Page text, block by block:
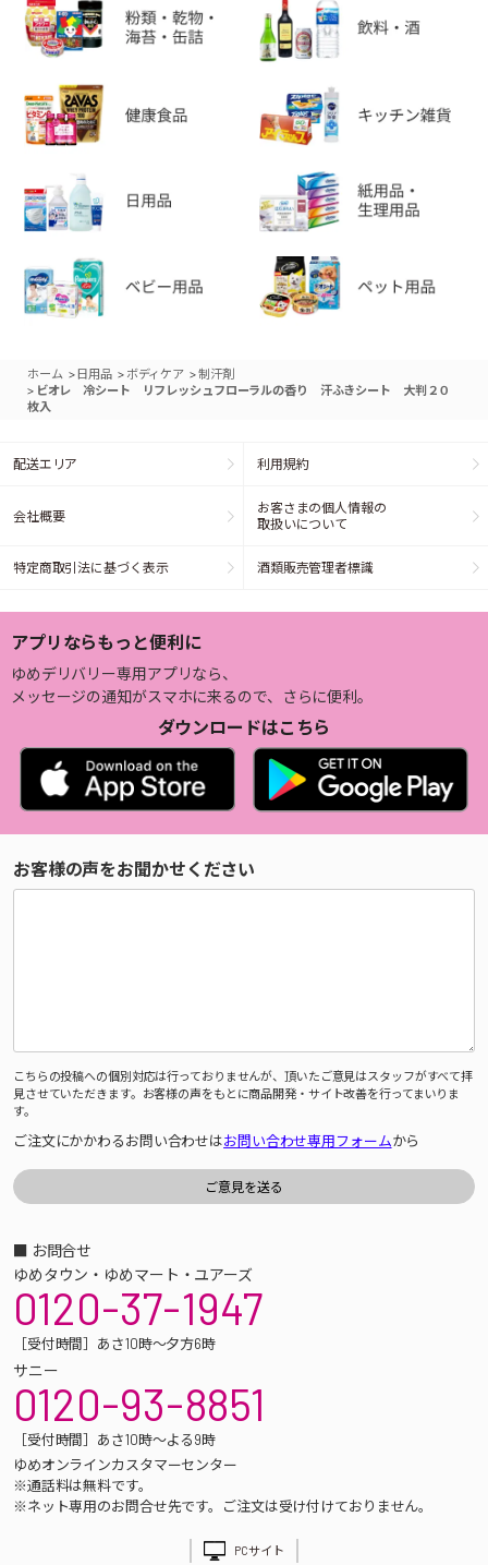
ホーム > 日用品 > ボディケア >制汗剤
> ビオレ 冷シート リフレッシュフローラルの香り 汗ふきシート 大判２０
枚入
配送エリア 利用規約
会社概要
お客さまの個人情報の
取扱いについて
特定商取引法に基づく表示 酒類販売管理者標識
アプリならもっと便利に
ゆめデリバリー専用アプリなら、
メッセージの通知がスマホに来るので、さらに便利。
ダウンロードはこちら
お客様の声をお聞かせください
こちらの投稿への個別対応は行っておりませんが、頂いたご意見はスタッフがすべて拝
見させていただきます。お客様の声をもとに商品開発・サイト改善を行ってまいりま
す。
ご注文にかかわるお問い合わせはお問い合わせ専用フォームから
■ お問合せ
ゆめタウン・ゆめマート・ユアーズ
0120-37-1947
［受付時間］あさ10時～夕方6時
サニー
0120-93-8851
［受付時間］あさ10時～よる9時
ゆめオンラインカスタマーセンター
※通話料は無料です。
※ネット専用のお問合せ先です。ご注文は受け付けておりません。
PCサイト